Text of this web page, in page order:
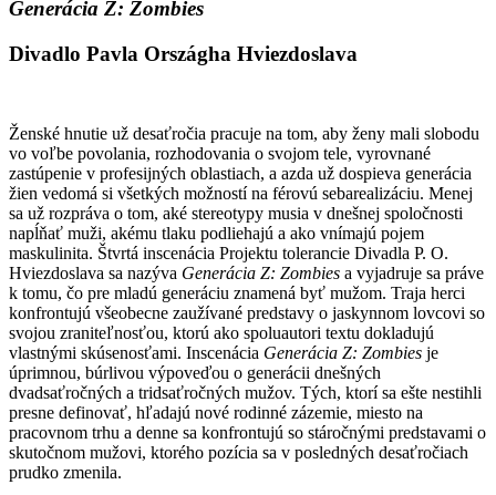
Generácia Z: Zombies
Divadlo Pavla Országha Hviezdoslava
Ženské hnutie už desaťročia pracuje na tom, aby ženy mali slobodu
vo voľbe povolania, rozhodovania o svojom tele, vyrovnané
zastúpenie v profesijných oblastiach, a azda už dospieva generácia
žien vedomá si všetkých možností na férovú sebarealizáciu. Menej
sa už rozpráva o tom, aké stereotypy musia v dnešnej spoločnosti
napĺňať muži, akému tlaku podliehajú a ako vnímajú pojem
maskulinita. Štvrtá inscenácia Projektu tolerancie Divadla P. O.
Hviezdoslava sa nazýva Generácia Z: Zombies a vyjadruje sa práve
k tomu, čo pre mladú generáciu znamená byť mužom. Traja herci
konfrontujú všeobecne zaužívané predstavy o jaskynnom lovcovi so
svojou zraniteľnosťou, ktorú ako spoluautori textu dokladujú
vlastnými skúsenosťami. Inscenácia Generácia Z: Zombies je
úprimnou, búrlivou výpoveďou o generácii dnešných
dvadsaťročných a tridsaťročných mužov. Tých, ktorí sa ešte nestihli
presne definovať, hľadajú nové rodinné zázemie, miesto na
pracovnom trhu a denne sa konfrontujú so stáročnými predstavami o
skutočnom mužovi, ktorého pozícia sa v posledných desaťročiach
prudko zmenila.